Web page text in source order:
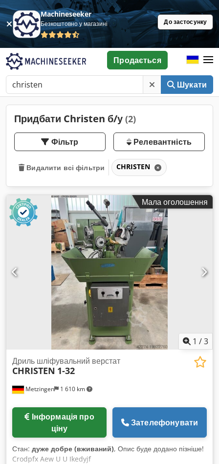
Machineseeker
Безкоштовно у магазині До застосунку
Шукати
Продається
Придбати Christen б/у (2)
Фільтр Релевантність
Видалити всі фільтри CHRISTEN
Мала оголошення
1 /3
Metzingen 1 610 km
Дриль шліфувальний верстат
CHRISTEN 1-32
ціну
Зателефонувати
Стан: дуже добре (вживаний), Опис буде додано пізніше!
Crodpfx Aew U U Ikedyjf